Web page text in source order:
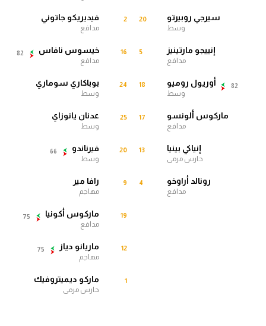
كرة سلة
في المونديال
20 سيرجي روبيرتو
وسط
2 فيديريكو جاتوني
مدافع
5 إنييجو مارتينيز
مدافع
16 خيسوس نافاس
مدافع
18 أوريول روميو
وسط
82
24 بوباكاري سوماري
وسط
17 ماركوس ألونسو
مدافع
25 عدنان يانوزاي
وسط
13 إنياكي بينيا
حارس مرمى
20 فيرناندو
وسط
4 رونالد أراوخو
مدافع
9 رافا مير
مهاجم
19 ماركوس أكونيا
مدافع
12 ماريانو دياز
مهاجم
1 ماركو ديميتروفيك
حارس مرمى